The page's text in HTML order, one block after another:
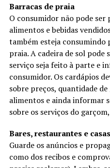
Barracas de praia
O consumidor não pode
alimentos e bebidas
também esteja consumindo
praia. A cadeira de sol pode
serviço seja feito à parte e
consumidor. Os cardápios
sobre preços, quantidade de
alimentos e ainda informar
sobre os serviços do
Bares, restaurantes e
Guarde os anúncios e
como dos recibos e